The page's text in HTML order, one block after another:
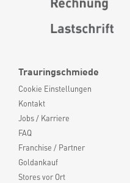
Trauringschmiede
Cookie Einstellungen
Kontakt
Jobs / Karriere
FAQ
Franchise / Partner
Goldankauf
Stores vor Ort